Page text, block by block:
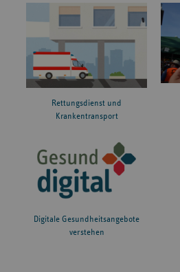
Rettungsdienst und
Krankentransport
Digitale Gesundheitsangebote
verstehen